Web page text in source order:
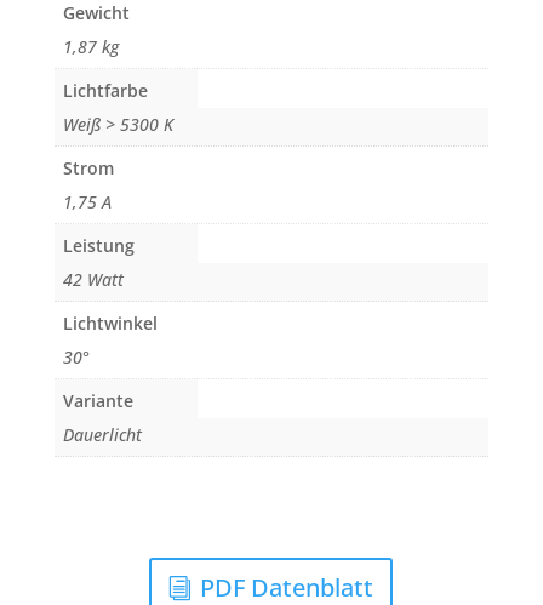
Gewicht
1,87 kg
Lichtfarbe
Weiß > 5300 K
Strom
1,75 A
Leistung
42 Watt
Lichtwinkel
30°
Variante
Dauerlicht
PDF Datenblatt